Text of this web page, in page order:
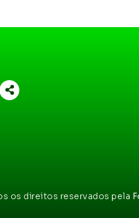
os direitos reservados pela